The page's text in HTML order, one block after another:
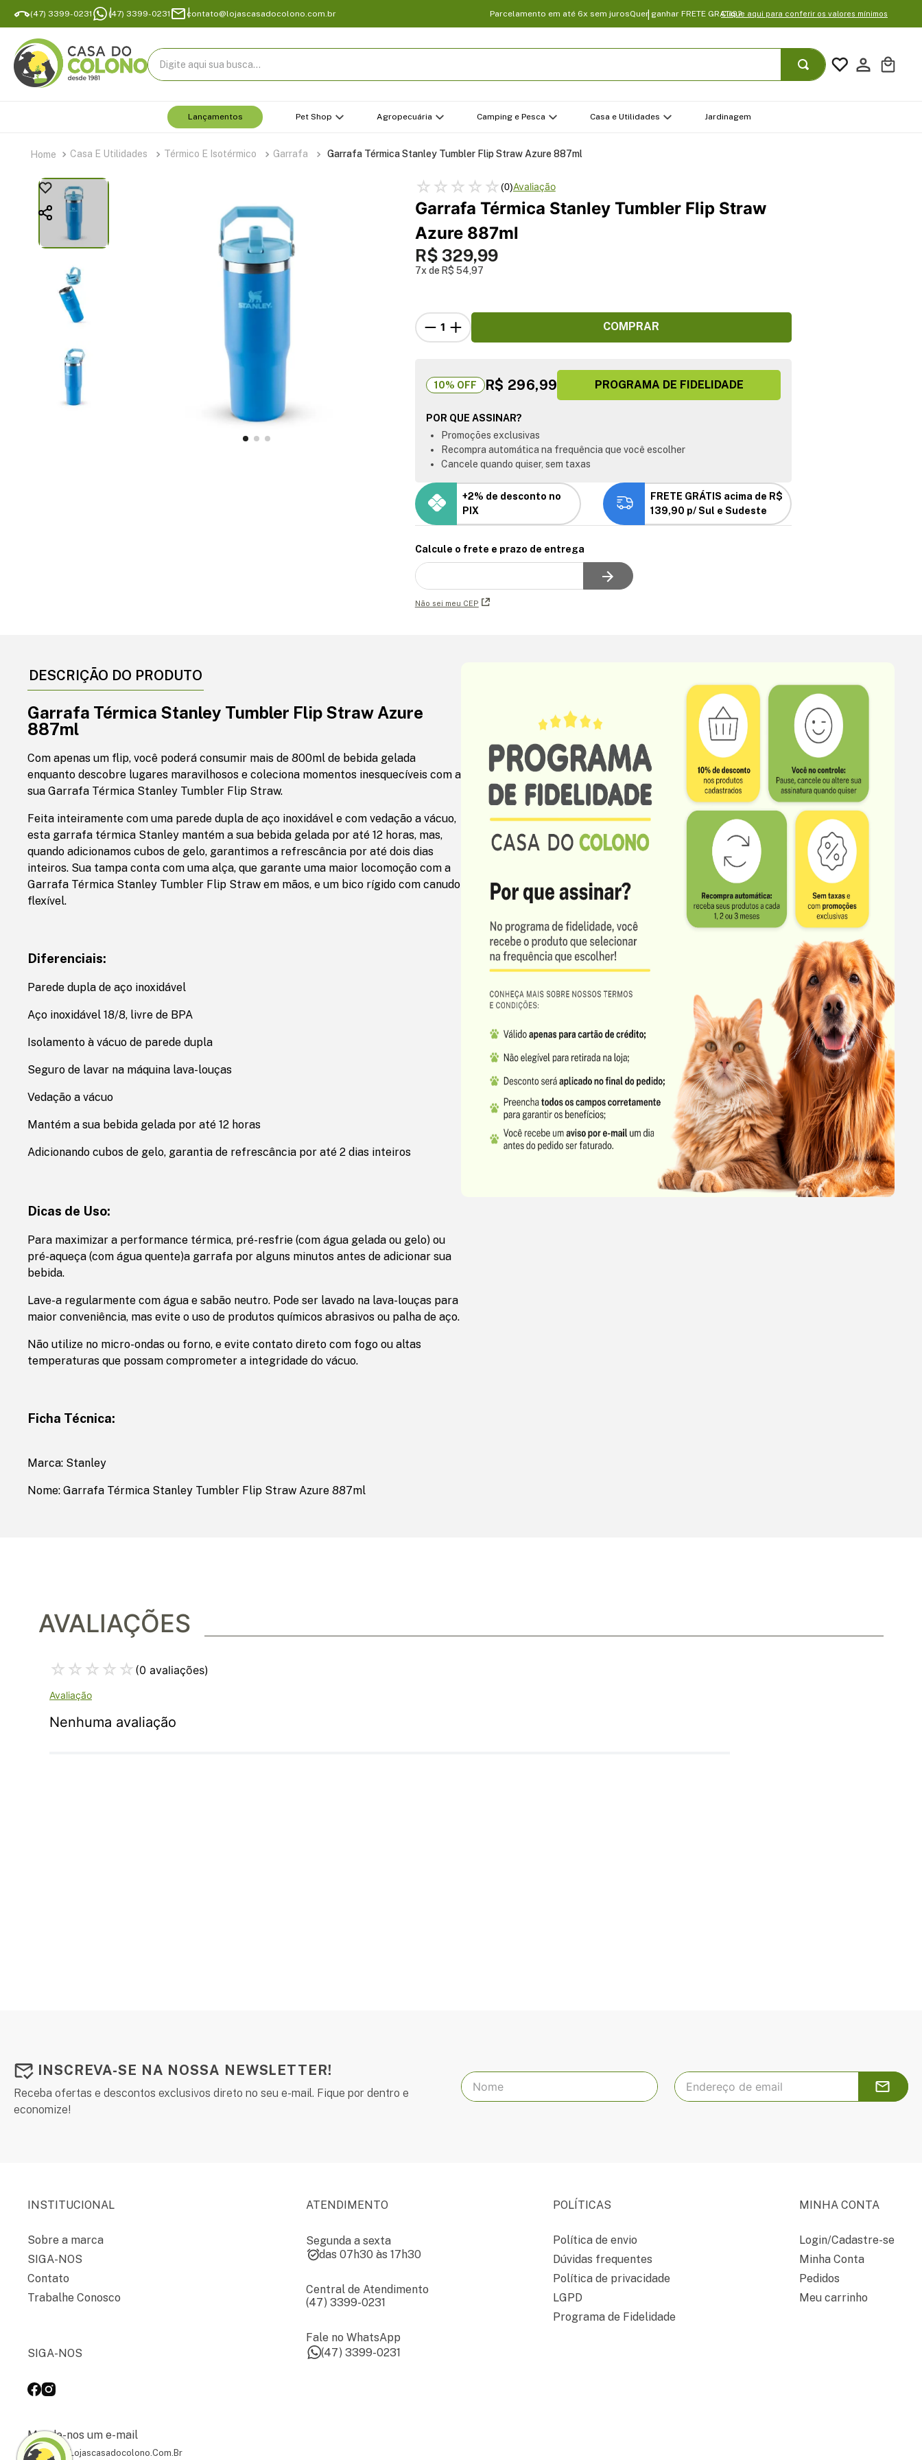
(47) 3399-0231 (47) 3399-0231 contato@lojascasadocolono.com.br Parcelamento em até 6x sem jurosQuer ganhar FRETE GRATIS?Clique aqui para conferir os valores mínimos
Digite aqui sua busca...
Lançamentos Pet Shop Agropecuária Camping e Pesca Casa e Utilidades Jardinagem
Casa E Utilidades Térmico E Isotérmico Garrafa Garrafa Térmica Stanley Tumbler Flip Straw Azure 887ml
☆ ☆ ☆ ☆ ☆(0)
Garrafa Térmica Stanley Tumbler Flip Straw
Azure 887ml
R$ 329,99
7 R$ 54,97
COMPRAR
10% OFF R$ 296,99 PROGRAMA DE FIDELIDADE
POR QUE ASSINAR?
Promoções exclusivas
Recompra automática na frequência que você escolher
Cancele quando quiser, sem taxas
+2% de desconto no
PIX
FRETE GRÁTIS acima de R$
139,90 p/ Sul e Sudeste
Calcule o frete e prazo de entrega
Não sei meu CEP
DESCRIÇÃO DO PRODUTO
Garrafa Térmica Stanley Tumbler Flip Straw Azure
887ml
Com apenas um flip, você poderá consumir mais de 800ml de bebida gelada
enquanto descobre lugares maravilhosos e coleciona momentos inesquecíveis com a
sua Garrafa Térmica Stanley Tumbler Flip Straw.
Feita inteiramente com uma parede dupla de aço inoxidável e com vedação a vácuo,
esta garrafa térmica Stanley mantém a sua bebida gelada por até 12 horas, mas,
quando adicionamos cubos de gelo, garantimos a refrescância por até dois dias
inteiros. Sua tampa conta com uma alça, que garante uma maior locomoção com a
Garrafa Térmica Stanley Tumbler Flip Straw em mãos, e um bico rígido com canudo
flexível.
Diferenciais:
Parede dupla de aço inoxidável
Aço inoxidável 18/8, livre de BPA
Isolamento à vácuo de parede dupla
Seguro de lavar na máquina lava-louças
Vedação a vácuo
Mantém a sua bebida gelada por até 12 horas
Adicionando cubos de gelo, garantia de refrescância por até 2 dias inteiros
Dicas de Uso:
Para maximizar a performance térmica, pré-resfrie (com água gelada ou gelo) ou
pré-aqueça (com água quente)a garrafa por alguns minutos antes de adicionar sua
bebida.
Lave-a regularmente com água e sabão neutro. Pode ser lavado na lava-louças para
maior conveniência, mas evite o uso de produtos químicos abrasivos ou palha de aço.
Não utilize no micro-ondas ou forno, e evite contato direto com fogo ou altas
temperaturas que possam comprometer a integridade do vácuo.
Ficha Técnica:
Marca: Stanley
Nome: Garrafa Térmica Stanley Tumbler Flip Straw Azure 887ml
AVALIAÇÕES
☆ ☆ ☆ ☆ ☆ (0 avaliações)
Nenhuma avaliação
INSCREVA-SE NA NOSSA NEWSLETTER!
Receba ofertas e descontos exclusivos direto no seu e-mail. Fique por dentro e
economize!
INSTITUCIONAL
Sobre a marca
SIGA-NOS
Contato
Trabalhe Conosco
SIGA-NOS
Mande-nos um e-mail
Contato@lojascasadocolono.com.br
ATENDIMENTO
Segunda a sexta
das 07h30 às 17h30
Central de Atendimento
(47) 3399-0231
Fale no WhatsApp
(47) 3399-0231
POLÍTICAS
Política de envio
Dúvidas frequentes
Política de privacidade
LGPD
Programa de Fidelidade
MINHA CONTA
Login/Cadastre-se
Minha Conta
Pedidos
Meu carrinho